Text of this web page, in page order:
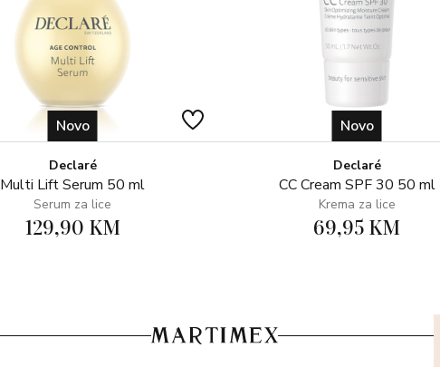
Novo
Declaré
Multi Lift Serum 50 ml
Serum za lice
129,90 KM
Novo
Declaré
CC Cream SPF 30 50 ml
Krema za lice
69,95 KM